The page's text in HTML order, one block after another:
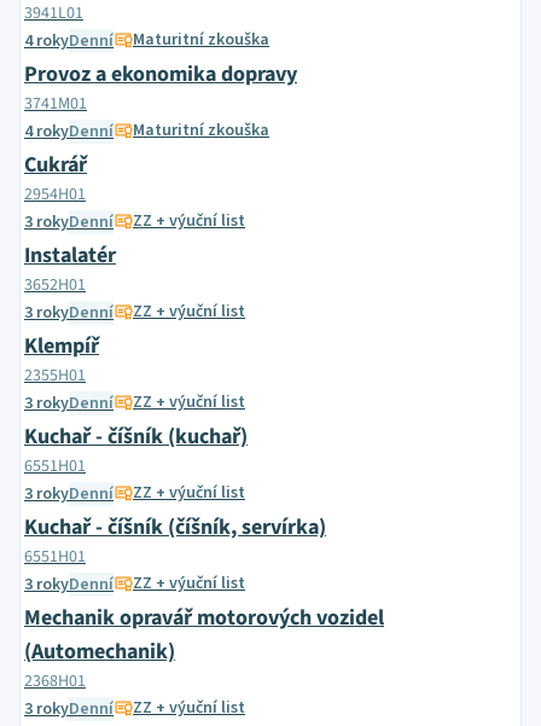
3941L01
4 rokyDenní Maturitní zkouška
Provoz a ekonomika dopravy
3741M01
4 rokyDenní Maturitní zkouška
Cukrář
2954H01
3 rokyDenní ZZ + výuční list
Instalatér
3652H01
3 rokyDenní ZZ + výuční list
Klempíř
2355H01
3 rokyDenní ZZ + výuční list
Kuchař - číšník (kuchař)
6551H01
3 rokyDenní ZZ + výuční list
Kuchař - číšník (číšník, servírka)
6551H01
3 rokyDenní ZZ + výuční list
Mechanik opravář motorových vozidel
(Automechanik)
2368H01
3 rokyDenní ZZ + výuční list